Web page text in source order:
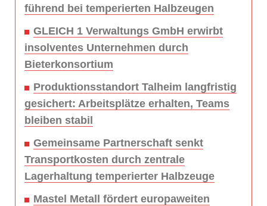
führend bei temperierten Halbzeugen
GLEICH 1 Verwaltungs GmbH erwirbt
insolventes Unternehmen durch
Bieterkonsortium
Produktionsstandort Talheim langfristig
gesichert: Arbeitsplätze erhalten, Teams
bleiben stabil
Gemeinsame Partnerschaft senkt
Transportkosten durch zentrale
Lagerhaltung temperierter Halbzeuge
Mastel Metall fördert europaweiten